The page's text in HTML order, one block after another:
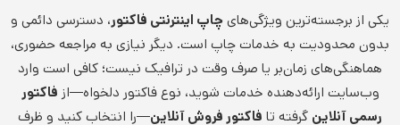
یکی از برجسته‌ترین ویژگی‌هایچاپ اینترنتی فاکتور، دسترسی دائمی و
بدون محدودیت به خدمات چاپ است. دیگر نیازی به مراجعه حضوری،
هماهنگی‌های زمان‌بر یا صرف وقت در ترافیک نیست؛ کافی است وارد
وب‌سایت ارائه‌دهنده خدمات شوید، نوع فاکتور دلخواه—از فاکتور
رسمی آنلاین گرفته تا فاکتور فروش آنلاین—را انتخاب کنید و ظرف